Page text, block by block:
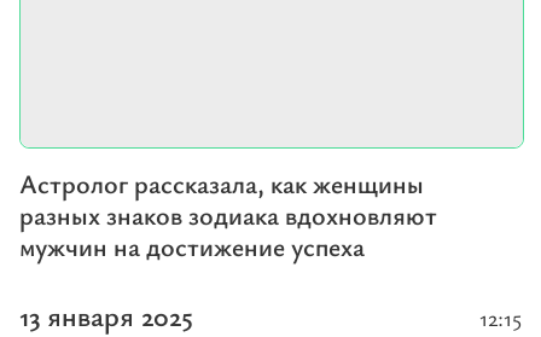
Астролог рассказала, как женщины
разных знаков зодиака вдохновляют
мужчин на достижение успеха
13 января 2025 12:15